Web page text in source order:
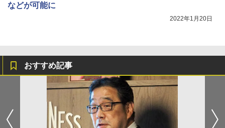
などが可能に
2022年1月20日
おすすめ記事